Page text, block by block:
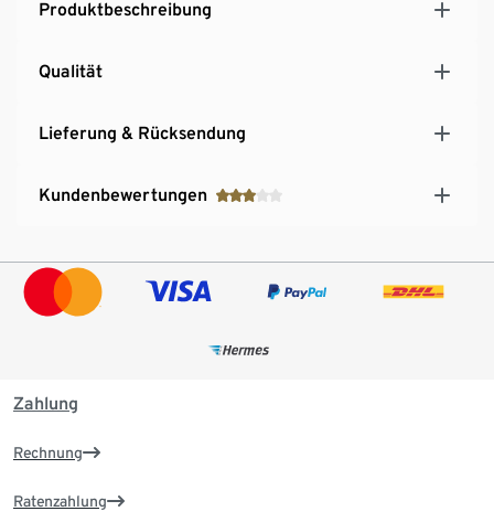
Produktbeschreibung
Qualität
Lieferung & Rücksendung
Kundenbewertungen
Zahlung
Rechnung
Ratenzahlung